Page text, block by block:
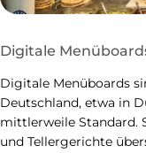
Digitale
Digitale Menüboards
Deutschland, etwa in
mittlerweile Standard.
und Tellergerichte